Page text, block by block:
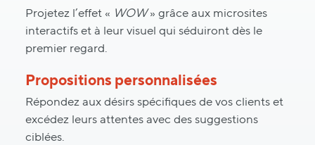
Projetez l’effet « WOW» grâce aux microsites
interactifs et à leur visuel qui séduiront dès le
premier regard.
Propositions personnalisées
Répondez aux désirs spécifiques de vos clients et
excédez leurs attentes avec des suggestions
ciblées.